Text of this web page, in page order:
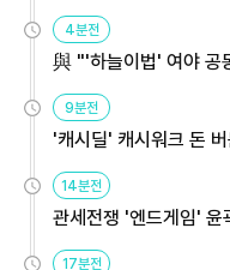
4분전
與 "'하늘이법' 여야 공
9분전
'캐시딜' 캐시워크 돈
14분전
관세전쟁 '엔드게임'
17분전